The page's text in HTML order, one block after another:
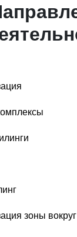
зоны вокруг